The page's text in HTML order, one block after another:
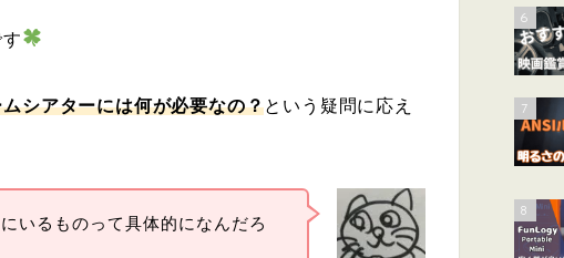
シアターには何が必要なの？という疑問に応え
いるものって具体的になんだろ
6
7
8